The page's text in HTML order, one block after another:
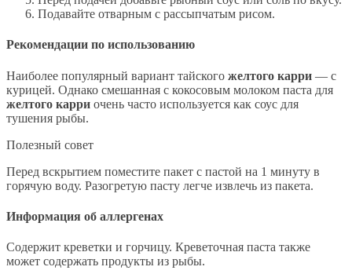
Подавайте отварным с рассыпчатым рисом.
Рекомендации по использованию
Наиболее популярный вариант тайского желтого карри — с
курицей. Однако смешанная с кокосовым молоком паста для
желтого карри очень часто используется как соус для
тушения рыбы.
Полезный совет
Перед вскрытием поместите пакет с пастой на 1 минуту в
горячую воду. Разогретую пасту легче извлечь из пакета.
Информация об аллергенах
Содержит креветки и горчицу. Креветочная паста также
может содержать продукты из рыбы.